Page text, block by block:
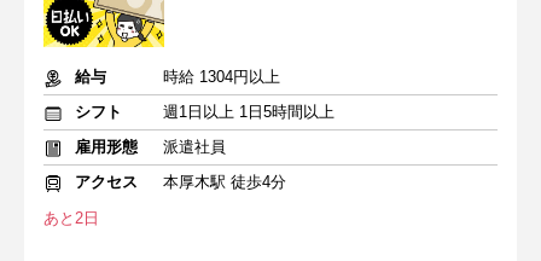
給与
時給 1304円以上
シフト
週1日以上 1日5時間以上
雇用形態
派遣社員
アクセス
本厚木駅 徒歩4分
あと2日